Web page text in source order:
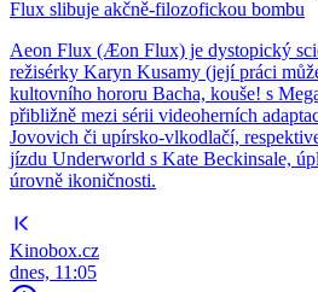
Flux slibuje akčně-filozofickou bombu
Aeon Flux (Æon Flux) je dystopický
režisérky Karyn Kusamy (její práci
kultovního hororu Bacha, kouše! s
přibližně mezi sérii videoherních
Jovovich či upírsko-vlkodlačí,
jízdu Underworld s Kate Beckinsale,
úrovně ikoničnosti.
Kinobox.cz
dnes, 11:05